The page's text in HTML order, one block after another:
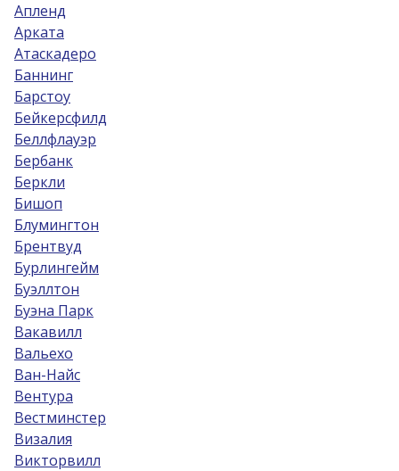
Апленд
Арката
Атаскадеро
Баннинг
Барстоу
Бейкерсфилд
Беллфлауэр
Бербанк
Беркли
Бишоп
Блумингтон
Брентвуд
Бурлингейм
Буэллтон
Буэна Парк
Вакавилл
Вальехо
Ван-Найс
Вентура
Вестминстер
Визалия
Викторвилл